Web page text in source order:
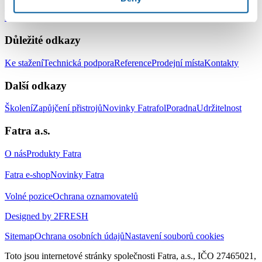
Zemní hydroizolační systém
izolaci jezírek a vodních ploch
Důležité odkazy
Ke staženíTechnická podporaReferenceProdejní místaKontakty
Další odkazy
ŠkoleníZapůjčení přistrojůNovinky FatrafolPoradnaUdržitelnost
Fatra a.s.
O násProdukty Fatra
Fatra e-shopNovinky Fatra
Volné poziceOchrana oznamovatelů
Designed by 2FRESH
SitemapOchrana osobních údajůNastavení souborů cookies
Toto jsou internetové stránky společnosti Fatra, a.s., IČO 27465021,